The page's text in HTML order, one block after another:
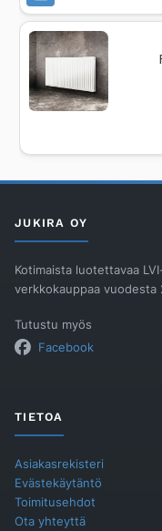
JUKIRA OY
Kotimaista luotettavaa
verkkokauppaa vuodesta
Tutustu myös
Facebook
TIETOA
Asiakasrekisteri
Evästekäytäntö
Toimitusehdot
Ota yhteyttä